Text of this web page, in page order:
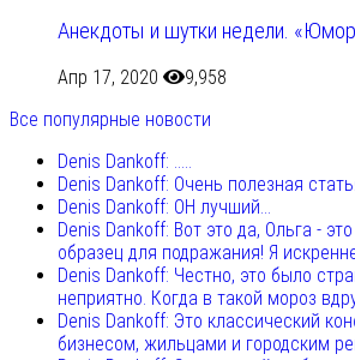
Анекдоты и шутки недели.
Апр 17, 2020
9,958
Все популярные новости
Denis Dankoff: .....
Denis Dankoff: Очень полезная
Denis Dankoff: ОН лучший...
Denis Dankoff: Вот это да, Ольга -
образец для подражания! Я
Denis Dankoff: Честно, это было
неприятно. Когда в такой мороз
Denis Dankoff: Это классический
бизнесом, жильцами и городским